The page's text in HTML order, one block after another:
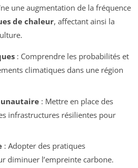
une augmentation de la fréquence
de chaleur, affectant ainsi la
: Comprendre les probabilités et
climatiques dans une région
: Mettre en place des
infrastructures résilientes pour
: Adopter des pratiques
diminuer l’empreinte carbone.